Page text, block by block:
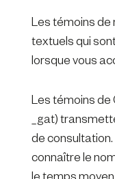
Les témoins de
textuels qui
lorsque vous
Les témoins de
_gat)
de
connaître le
le temps